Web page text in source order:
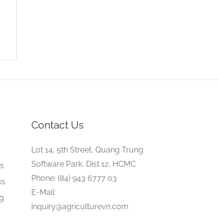
Contact Us
Lot 14, 5th Street, Quang Trung
Software Park, Dist 12, HCMC
Phone: (84) 943 6777 03
E-Mail:
inquiry@agriculturevn.com